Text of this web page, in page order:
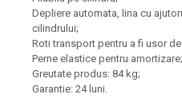
Depliere automata, lina cu
cilindrului;
Roti transport pentru a fi usor
Perne elastice pentru amortizare;
Greutate produs: 84 kg;
Garantie: 24 luni.